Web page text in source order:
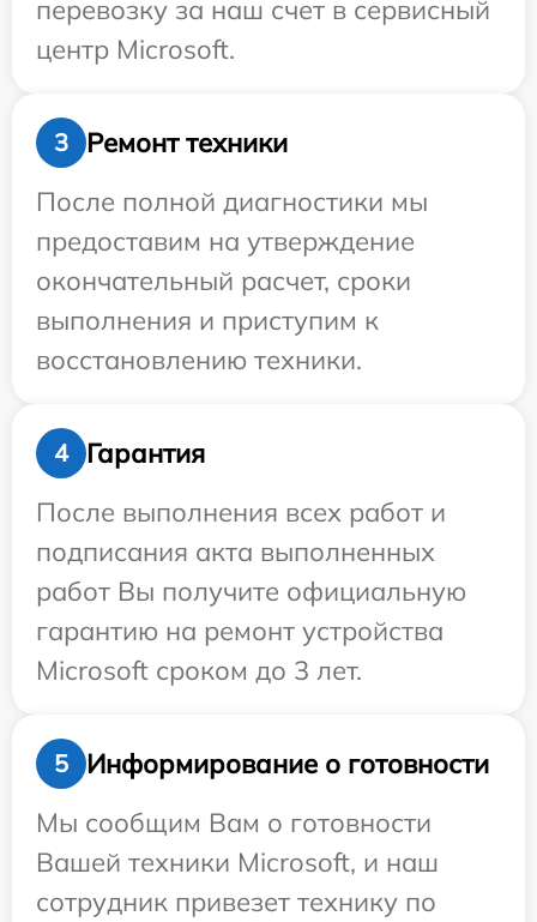
перевозку за наш счет в сервисный
центр Microsoft.
3
Ремонт техники
После полной диагностики мы
предоставим на утверждение
окончательный расчет, сроки
выполнения и приступим к
восстановлению техники.
4
Гарантия
После выполнения всех работ и
подписания акта выполненных
работ Вы получите официальную
гарантию на ремонт устройства
Microsoft сроком до 3 лет.
5
Информирование о готовности
Мы сообщим Вам о готовности
Вашей техники Microsoft, и наш
сотрудник привезет технику по